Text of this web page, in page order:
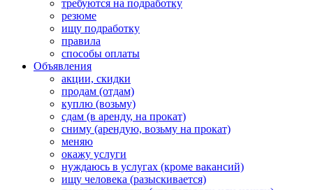
требуются на подработку
резюме
ищу подработку
правила
способы оплаты
Объявления
акции, скидки
продам (отдам)
куплю (возьму)
сдам (в аренду, на прокат)
сниму (арендую, возьму на прокат)
меняю
окажу услуги
нуждаюсь в услугах (кроме вакансий)
ищу человека (разыскивается)